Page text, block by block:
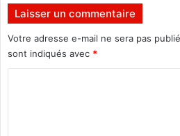
i
u
n
i
Laisser un commentaire
Votre adresse e-mail ne sera pas
sont indiqués avec *